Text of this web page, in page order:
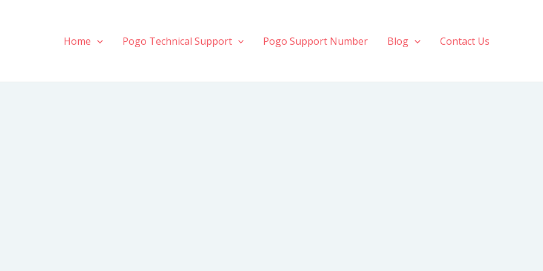
Home Pogo Technical Support Pogo Support Number Blog Contact Us